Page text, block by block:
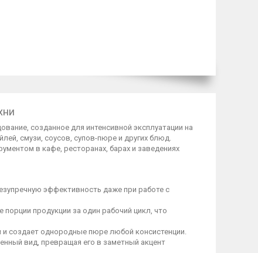
созданное для интенсивной эксплуатации на
смузи, соусов, супов-пюре и других блюд.
в кафе, ресторанах, барах и заведениях
эффективность даже при работе с
продукции за один рабочий цикл, что
создает однородные пюре любой консистенции.
вид, превращая его в заметный акцент